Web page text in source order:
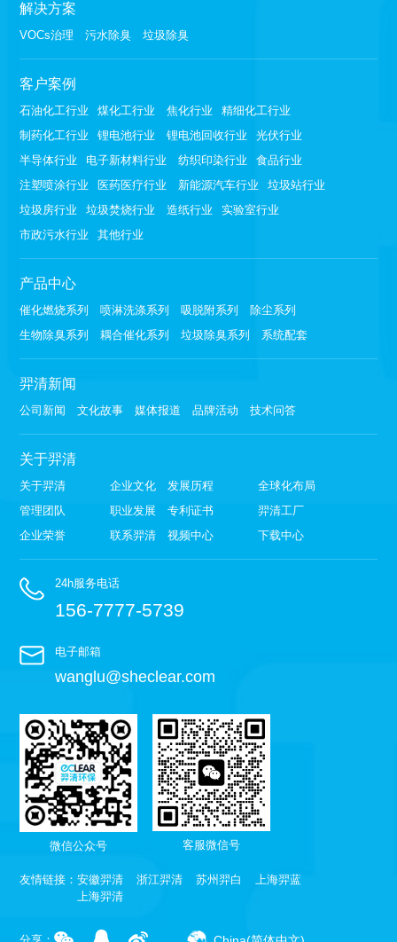
解决方案
VOCs治理 污水除臭 垃圾除臭
客户案例
石油化工行业 煤化工行业 焦化行业
精细化工行业
制药化工行业
锂电池行业 锂电池回收行业
光伏行业
半导体行业
电子新材料行业 纺织印染行业
食品行业
注塑喷涂行业
医药医疗行业 新能源汽车行业
垃圾站行业
垃圾房行业
垃圾焚烧行业 造纸行业
实验室行业
市政污水行业
其他行业
产品中心
催化燃烧系列 喷淋洗涤系列 吸脱附系列
除尘系列
生物除臭系列
耦合催化系列 垃圾除臭系列 系统配套
羿清新闻
公司新闻 文化故事 媒体报道 品牌活动 技术问答
关于羿清
关于羿清 企业文化 发展历程
全球化布局
管理团队
职业发展 专利证书
羿清工厂
企业荣誉
联系羿清 视频中心 下载中心
24h服务电话
156-7777-5739
电子邮箱
wanglu@sheclear.com
微信公众号 客服微信号
友情链接：安徽羿清 浙江羿清 苏州羿白
上海羿蓝
上海羿清